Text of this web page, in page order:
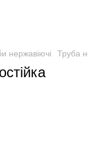
нержавіючі Труба